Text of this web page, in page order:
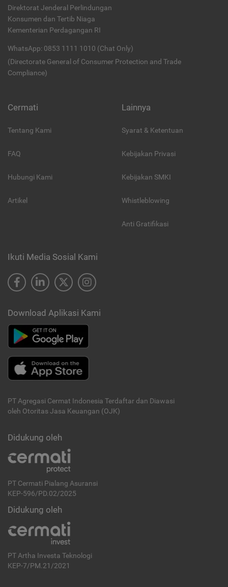
Direktorat Jenderal Perlindungan
Konsumen dan Tertib Niaga
Kementerian Perdagangan RI
WhatsApp: 0853 1111 1010 (Chat Only)
(Directorate General of Consumer Protection and Trade
Compliance)
Cermati
Tentang Kami
FAQ
Hubungi Kami
Artikel
Lainnya
Syarat & Ketentuan
Kebijakan Privasi
Kebijakan SMKI
Whistleblowing
Anti Gratifikasi
Ikuti Media Sosial Kami
Download Aplikasi Kami
PT Agregasi Cermat Indonesia Terdaftar dan Diawasi
oleh Otoritas Jasa Keuangan (OJK)
Didukung oleh
PT Cermati Pialang Asuransi
KEP-596/PD.02/2025
Didukung oleh
PT Artha Investa Teknologi
KEP-7/PM.21/2021